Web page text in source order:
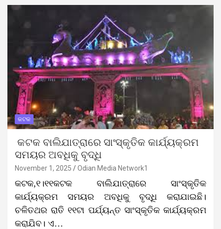
କଟକ
କଟକ ବାଲିଯାତ୍ରାରେ ସାଂସ୍କୃତିକ କାର୍ଯ୍ୟକ୍ରମ
ସମୟର ଅବଧିକୁ ବୃଦ୍ଧି
November 1, 2025 Odian Media Network1
କଟକ,୧।୧୧କଟକ ବାଲିଯାତ୍ରାରେ ସାଂସ୍କୃତିକ
କାର୍ଯ୍ୟକ୍ରମ ସମୟର ଅବଧିକୁ ବୃଦ୍ଧି କରାଯାଇଛି।
ଚଳିତଥର ରାତି ୧୧ଟା ପର୍ଯ୍ୟନ୍ତ ସାଂସ୍କୃତିକ କାର୍ଯ୍ୟକ୍ରମ
କରାଯିବ। ଏ…